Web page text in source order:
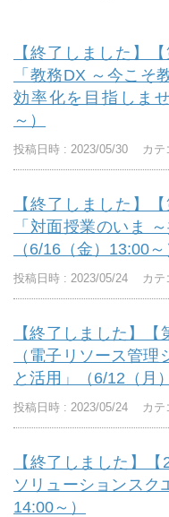
【終了しました】
「教務DX ～今こそ
効率化を目指しま
～）
投稿日時 : 2023/05/30 カテ
【終了しました】
「対面授業のいま
（6/16（金）13:00～
投稿日時 : 2023/05/24 カテ
【終了しました】
（電子リソース管
と活用」（6/12（月
投稿日時 : 2023/05/24 カテ
【終了しました】
ソリューションスク
14:00～）